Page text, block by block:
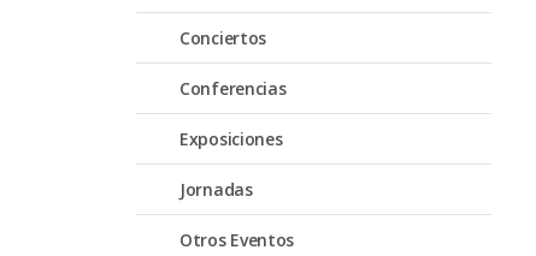
Conciertos
Conferencias
Exposiciones
Jornadas
Otros Eventos